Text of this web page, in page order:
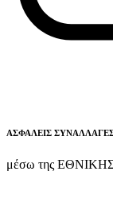
ΑΣΦΑΛΕΙΣ
μέσω της